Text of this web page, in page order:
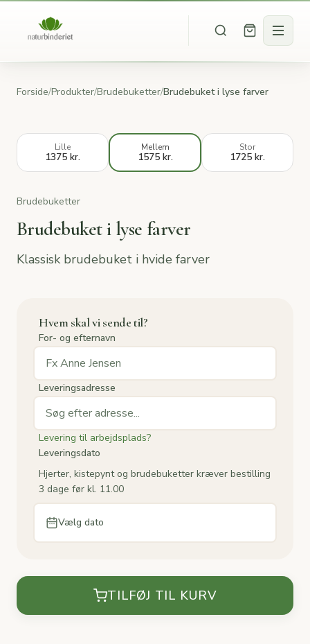
Forside/Produkter/Brudebuketter/Brudebuket i lyse farver
Lille
1375 kr.
Mellem
1575 kr.
Stor
1725 kr.
Brudebuketter
Brudebuket i lyse farver
Klassisk brudebuket i hvide farver
Hvem skal vi sende til?
For- og efternavn
Leveringsadresse
Levering til arbejdsplads?
Leveringsdato
Hjerter, kistepynt og brudebuketter kræver bestilling
3 dage før kl. 11.00
Vælg dato
TILFØJ TIL KURV